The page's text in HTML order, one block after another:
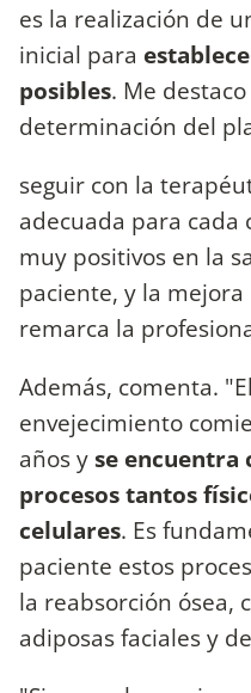
es la realización de
inicial para
posibles. Me
determinación del
seguir con la
adecuada para cada
muy positivos en la
paciente, y la
remarca la
Además, comenta.
envejecimiento
años yse encuentra
procesos tantos
celulares. Es
paciente estos
la reabsorción ósea,
adiposas faciales y